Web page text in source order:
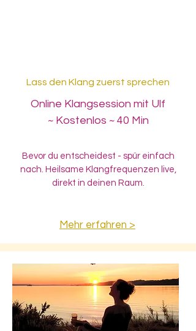
Lass den Klang zuerst sprechen
Online Klangsession mit Ulf
~ Kostenlos ~ 40 Min
Bevor du entscheidest - spür einfach
nach. Heilsame Klangfrequenzen live,
direkt in deinen Raum.
Mehr erfahren >